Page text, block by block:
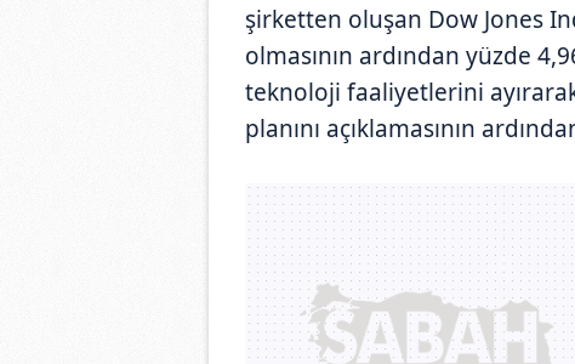
şirketten oluşan Dow Jones
olmasının ardından yüzde
teknoloji faaliyetlerini
planını açıklamasının